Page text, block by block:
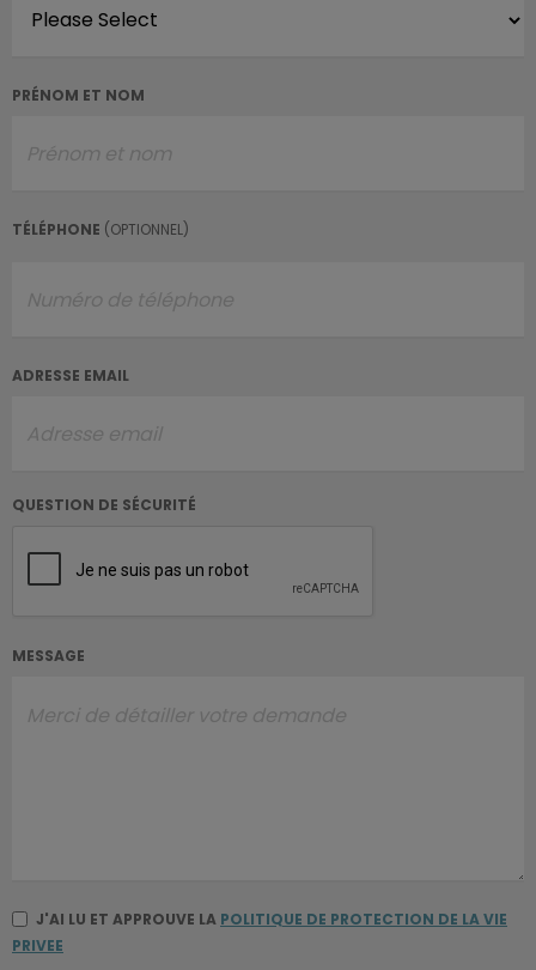
PRÉNOM ET NOM
TÉLÉPHONE (OPTIONNEL)
ADRESSE EMAIL
QUESTION DE SÉCURITÉ
MESSAGE
J'AI LU ET APPROUVE LA POLITIQUE DE PROTECTION DE LA VIE
PRIVEE